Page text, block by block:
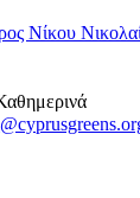
Νίκου